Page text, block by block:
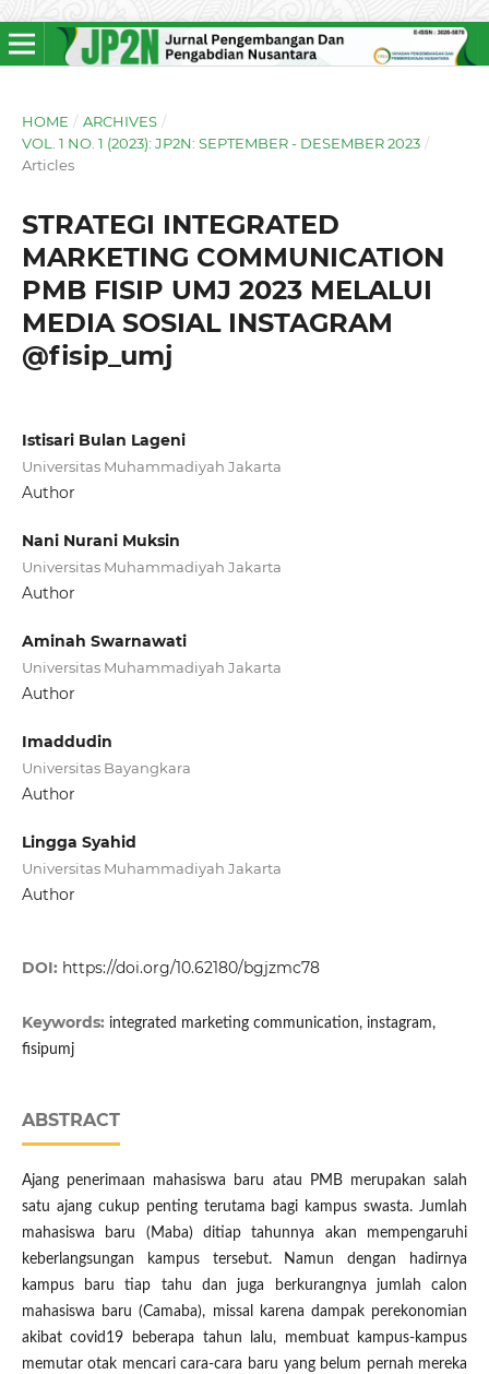
HOME / ARCHIVES /
VOL. 1 NO. 1 (2023): JP2N: SEPTEMBER - DESEMBER 2023 /
Articles
STRATEGI INTEGRATED
MARKETING COMMUNICATION
PMB FISIP UMJ 2023 MELALUI
MEDIA SOSIAL INSTAGRAM
@fisip_umj
Istisari Bulan Lageni
Universitas Muhammadiyah Jakarta
Author
Nani Nurani Muksin
Universitas Muhammadiyah Jakarta
Author
Aminah Swarnawati
Universitas Muhammadiyah Jakarta
Author
Imaddudin
Universitas Bayangkara
Author
Lingga Syahid
Universitas Muhammadiyah Jakarta
Author
DOI: https://doi.org/10.62180/bgjzmc78
Keywords: integrated marketing communication, instagram,
fisipumj
ABSTRACT
Ajang penerimaan mahasiswa baru atau PMB merupakan salah
satu ajang cukup penting terutama bagi kampus swasta. Jumlah
mahasiswa baru (Maba) ditiap tahunnya akan mempengaruhi
keberlangsungan kampus tersebut. Namun dengan hadirnya
kampus baru tiap tahu dan juga berkurangnya jumlah calon
mahasiswa baru (Camaba), missal karena dampak perekonomian
akibat covid19 beberapa tahun lalu, membuat kampus-kampus
memutar otak mencari cara-cara baru yang belum pernah mereka